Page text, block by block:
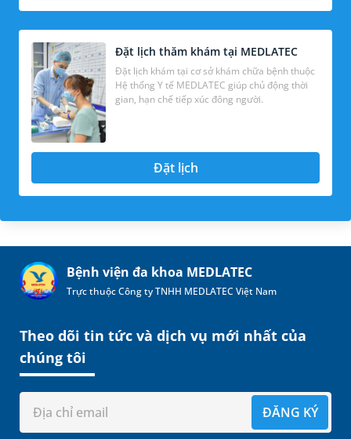
Đặt lịch thăm khám tại MEDLATEC
Đặt lịch khám tại cơ sở khám chữa bệnh thuộc
Hệ thống Y tế MEDLATEC giúp chủ động thời
gian, hạn chế tiếp xúc đông người.
Đặt lịch
Bệnh viện đa khoa MEDLATEC
Trực thuộc Công ty TNHH MEDLATEC Việt Nam
Theo dõi tin tức và dịch vụ mới nhất của
chúng tôi
ĐĂNG KÝ